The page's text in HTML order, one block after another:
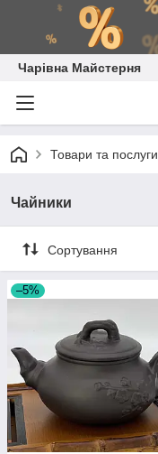
Чарівна Майстерня
Товари та послуги
Чайники
Сортування
–5%